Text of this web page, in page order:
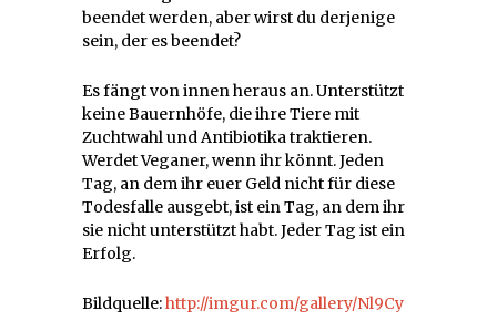
beendet werden, aber wirst du derjenige
sein, der es beendet?
Es fängt von innen heraus an. Unterstützt
keine Bauernhöfe, die ihre Tiere mit
Zuchtwahl und Antibiotika traktieren.
Werdet Veganer, wenn ihr könnt. Jeden
Tag, an dem ihr euer Geld nicht für diese
Todesfalle ausgebt, ist ein Tag, an dem ihr
sie nicht unterstützt habt. Jeder Tag ist ein
Erfolg.
Bildquelle:http://imgur.com/gallery/Nl9Cy